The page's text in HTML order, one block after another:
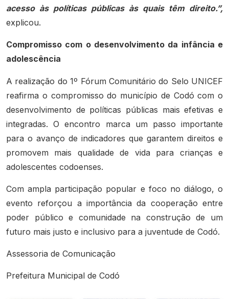
acesso às políticas públicas às quais têm direito.”,
explicou.
Compromisso com o desenvolvimento da infância e
adolescência
A realização do 1º Fórum Comunitário do Selo UNICEF
reafirma o compromisso do município de Codó com o
desenvolvimento de políticas públicas mais efetivas e
integradas. O encontro marca um passo importante
para o avanço de indicadores que garantem direitos e
promovem mais qualidade de vida para crianças e
adolescentes codoenses.
Com ampla participação popular e foco no diálogo, o
evento reforçou a importância da cooperação entre
poder público e comunidade na construção de um
futuro mais justo e inclusivo para a juventude de Codó.
Assessoria de Comunicação
Prefeitura Municipal de Codó